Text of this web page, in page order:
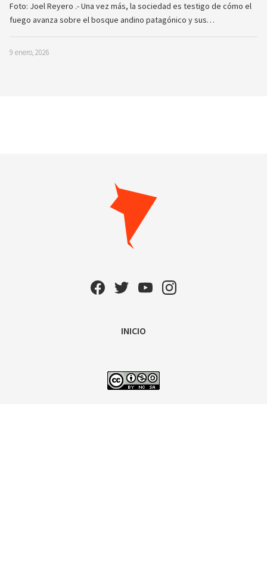
Foto: Joel Reyero .- Una vez más, la sociedad es testigo de cómo el
fuego avanza sobre el bosque andino patagónico y sus…
9 enero, 2026
INICIO